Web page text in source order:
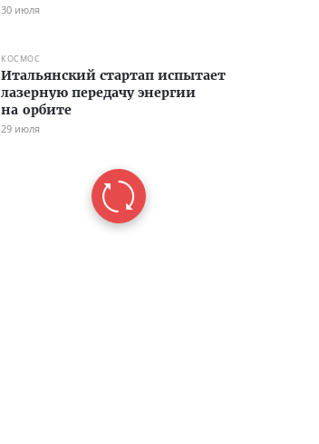
30 июля
КОСМОС
Итальянский стартап испытает
лазерную передачу энергии
на орбите
29 июля